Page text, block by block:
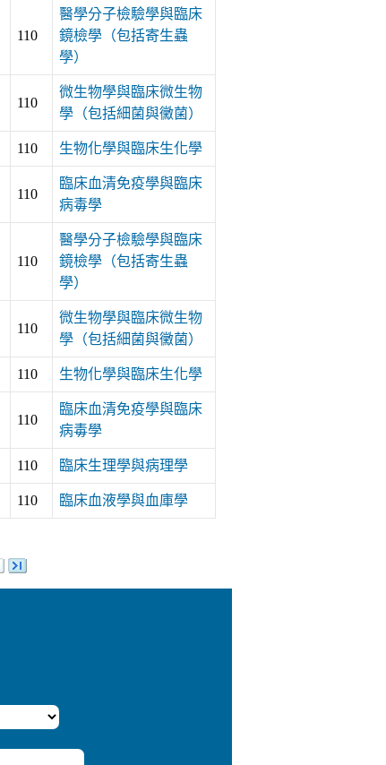
110
醫學分子檢驗學與臨床
鏡檢學（包括寄生蟲
學）
110
微生物學與臨床微生物
學（包括細菌與黴菌）
110 生物化學與臨床生化學
110
臨床血清免疫學與臨床
病毒學
110
醫學分子檢驗學與臨床
鏡檢學（包括寄生蟲
學）
110
微生物學與臨床微生物
學（包括細菌與黴菌）
110 生物化學與臨床生化學
110
臨床血清免疫學與臨床
病毒學
110 臨床生理學與病理學
110 臨床血液學與血庫學